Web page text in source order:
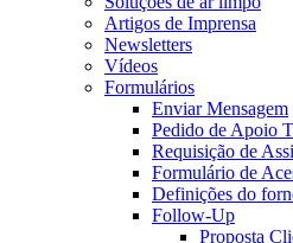
Artigos de Imprensa
Newsletters
Vídeos
Formulários
Enviar Mensagem
Pedido de Apoio
Requisição de
Formulário de
Definições do
Follow-Up
Proposta